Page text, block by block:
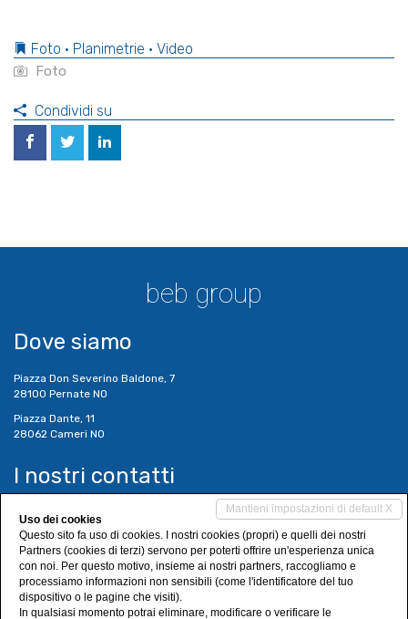
Foto • Planimetrie • Video
Foto
Condividi su
beb group
Dove siamo
Piazza Don Severino Baldone, 7
28100 Pernate NO
Piazza Dante, 11
28062 Cameri NO
I nostri contatti
Tel. 0321 496720
Tel. 0321 496275
info@bebgroup.it
amministrazione@bebgroup.it
www.bebgroup.it
Social Networks
Mantieni impostazioni di default X
Uso dei cookies
Questo sito fa uso di cookies. I nostri cookies (propri) e quelli dei nostri
Partners (cookies di terzi) servono per poterti offrire un'esperienza unica
con noi. Per questo motivo, insieme ai nostri partners, raccogliamo e
processiamo informazioni non sensibili (come l'identificatore del tuo
dispositivo o le pagine che visiti).
In qualsiasi momento potrai eliminare, modificare o verificare le